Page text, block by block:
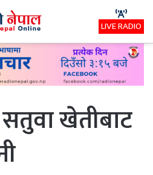
LIVE RADIO
खेतीबाट